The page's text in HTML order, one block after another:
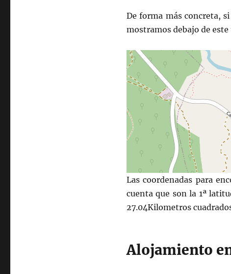
De forma más concreta,
mostramos debajo de
Las coordenadas para
cuenta que son la 1ª
27.04Kilometros
Alojamiento